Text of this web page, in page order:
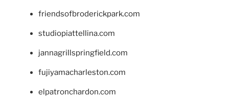
friendsofbroderickpark.com
studiopiattellina.com
jannagrillspringfield.com
fujiyamacharleston.com
elpatronchardon.com